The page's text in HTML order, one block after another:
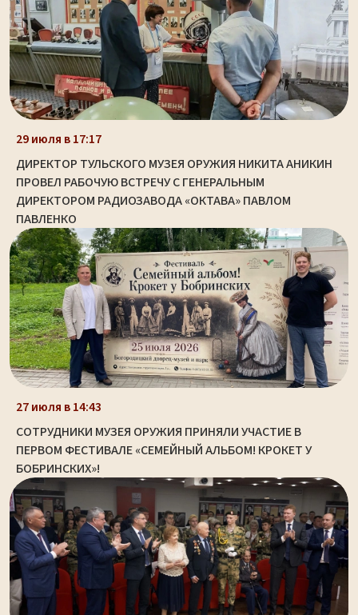
29 июля в 17:17
ДИРЕКТОР ТУЛЬСКОГО МУЗЕЯ ОРУЖИЯ НИКИТА АНИКИН
ПРОВЕЛ РАБОЧУЮ ВСТРЕЧУ С ГЕНЕРАЛЬНЫМ
ДИРЕКТОРОМ РАДИОЗАВОДА «ОКТАВА» ПАВЛОМ
ПАВЛЕНКО
27 июля в 14:43
СОТРУДНИКИ МУЗЕЯ ОРУЖИЯ ПРИНЯЛИ УЧАСТИЕ В
ПЕРВОМ ФЕСТИВАЛЕ «СЕМЕЙНЫЙ АЛЬБОМ! КРОКЕТ У
БОБРИНСКИХ»!